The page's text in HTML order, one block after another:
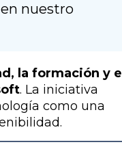
nuestro
la formación y el
. La iniciativa
como una